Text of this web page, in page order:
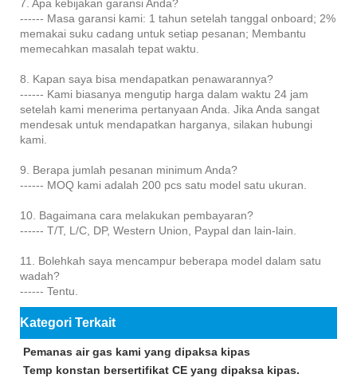
7. Apa kebijakan garansi Anda?
------ Masa garansi kami: 1 tahun setelah tanggal onboard; 2%
memakai suku cadang untuk setiap pesanan; Membantu
memecahkan masalah tepat waktu.
8. Kapan saya bisa mendapatkan penawarannya?
------ Kami biasanya mengutip harga dalam waktu 24 jam
setelah kami menerima pertanyaan Anda. Jika Anda sangat
mendesak untuk mendapatkan harganya, silakan hubungi
kami.
9. Berapa jumlah pesanan minimum Anda?
------ MOQ kami adalah 200 pcs satu model satu ukuran.
10. Bagaimana cara melakukan pembayaran?
------ T/T, L/C, DP, Western Union, Paypal dan lain-lain.
11. Bolehkah saya mencampur beberapa model dalam satu
wadah?
------ Tentu.
Kategori Terkait
Pemanas air gas kami yang dipaksa kipas
Temp konstan bersertifikat CE yang dipaksa kipas.